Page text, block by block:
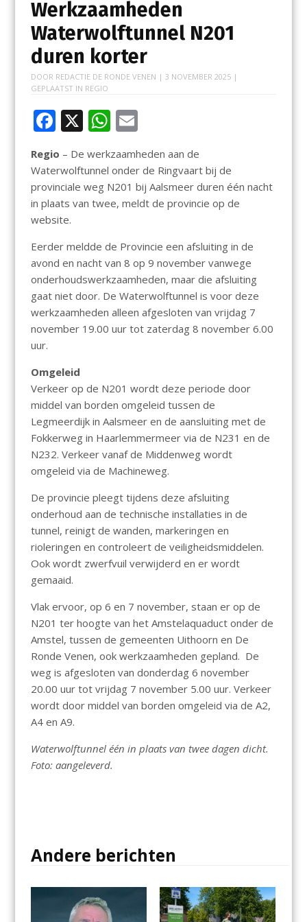
Werkzaamheden
Waterwolftunnel N201
duren korter
DOOR REDACTIE DE RONDE VENEN | 3 NOVEMBER 2025|
GEPLAATST IN REGIO
F
e
b
o
o
k
X W
at
s
A
p
E
m
ai
l
Regio – De werkzaamheden aan de
Waterwolftunnel onder de Ringvaart bij de
provinciale weg N201 bij Aalsmeer duren één nacht
in plaats van twee, meldt de provincie op de
website.
Eerder meldde de Provincie een afsluiting in de
avond en nacht van 8 op 9 november vanwege
onderhoudswerkzaamheden, maar die afsluiting
gaat niet door. De Waterwolftunnel is voor deze
werkzaamheden alleen afgesloten van vrijdag 7
november 19.00 uur tot zaterdag 8 november 6.00
uur.
Omgeleid
Verkeer op de N201 wordt deze periode door
middel van borden omgeleid tussen de
Legmeerdijk in Aalsmeer en de aansluiting met de
Fokkerweg in Haarlemmermeer via de N231 en de
N232. Verkeer vanaf de Middenweg wordt
omgeleid via de Machineweg.
De provincie pleegt tijdens deze afsluiting
onderhoud aan de technische installaties in de
tunnel, reinigt de wanden, markeringen en
rioleringen en controleert de veiligheidsmiddelen.
Ook wordt zwerfvuil verwijderd en er wordt
gemaaid.
Vlak ervoor, op 6 en 7 november, staan er op de
N201 ter hoogte van het Amstelaquaduct onder de
Amstel, tussen de gemeenten Uithoorn en De
Ronde Venen, ook werkzaamheden gepland. De
weg is afgesloten van donderdag 6 november
20.00 uur tot vrijdag 7 november 5.00 uur. Verkeer
wordt door middel van borden omgeleid via de A2,
A4 en A9.
Waterwolftunnel één in plaats van twee dagen dicht.
Foto: aangeleverd.
Andere berichten